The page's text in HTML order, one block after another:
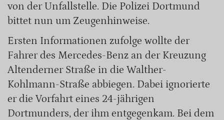
von der Unfallstelle. Die Polizei Dortmund
bittet nun um Zeugenhinweise.
Ersten Informationen zufolge wollte der
Fahrer des Mercedes-Benz an der Kreuzung
Altenderner Straße in die Walther-
Kohlmann-Straße abbiegen. Dabei ignorierte
er die Vorfahrt eines 24-jährigen
Dortmunders, der ihm entgegenkam. Bei dem